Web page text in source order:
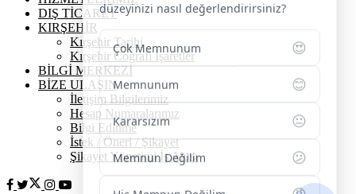
Kararsızım
Memnun Değilim
Hiç Memnun Değilim
DIŞ TİCARET
KIRŞEHİR
Kırşehir Tarihi
Kırşehir Coğrafi İşaretler
BİLGİ MERKEZİ
BİZE ULAŞIN
İletişim Bilgilerimiz
Hesap Numaralarımız
Bilgi Edinme
İstek / Öneri / Şikayet
Şikayet Yönetimi İş Akışı